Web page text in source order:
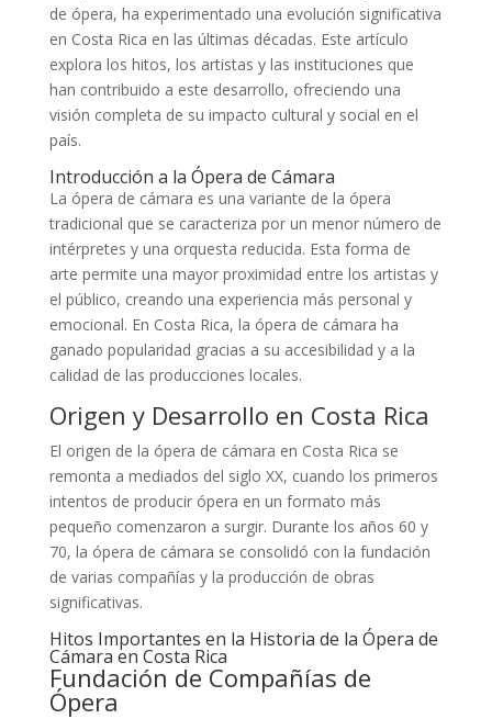
de ópera, ha experimentado una evolución significativa
en Costa Rica en las últimas décadas. Este artículo
explora los hitos, los artistas y las instituciones que
han contribuido a este desarrollo, ofreciendo una
visión completa de su impacto cultural y social en el
país.
Introducción a la Ópera de Cámara
La ópera de cámara es una variante de la ópera
tradicional que se caracteriza por un menor número de
intérpretes y una orquesta reducida. Esta forma de
arte permite una mayor proximidad entre los artistas y
el público, creando una experiencia más personal y
emocional. En Costa Rica, la ópera de cámara ha
ganado popularidad gracias a su accesibilidad y a la
calidad de las producciones locales.
Origen y Desarrollo en Costa Rica
El origen de la ópera de cámara en Costa Rica se
remonta a mediados del siglo XX, cuando los primeros
intentos de producir ópera en un formato más
pequeño comenzaron a surgir. Durante los años 60 y
70, la ópera de cámara se consolidó con la fundación
de varias compañías y la producción de obras
significativas.
Hitos Importantes en la Historia de la Ópera de
Cámara en Costa Rica
Fundación de Compañías de
Ópera